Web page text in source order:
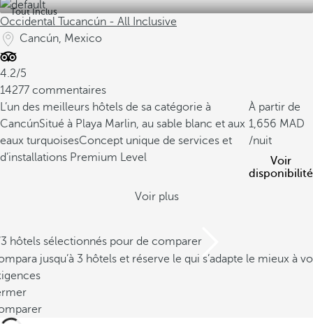
Tout Inclus
Occidental Tucancún - All Inclusive
Cancún, Mexico
4.2/5
14277 commentaires
L’un des meilleurs hôtels de sa catégorie à
CancúnSitué à Playa Marlin, au sable blanc et aux
eaux turquoisesConcept unique de services et
d’installations Premium Level
À partir de
1,656
/nuit
Voir
disponibilité
Voir plus
hôtels sélectionnés pour de comparer
jusqu’à 3 hôtels et réserve le qui s’adapte le mieux à